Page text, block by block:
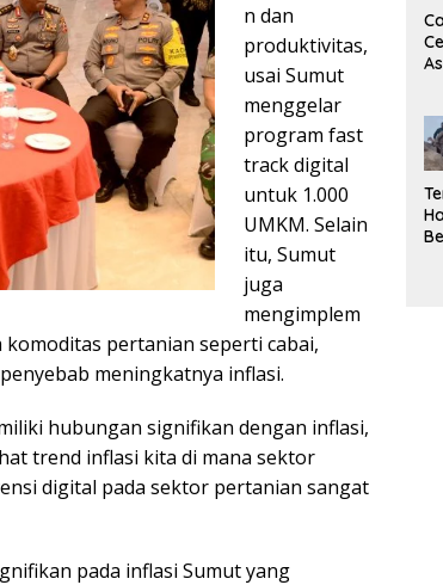
n dan
produktivitas,
usai Sumut
menggelar
program fast
track digital
untuk 1.000
UMKM. Selain
itu, Sumut
juga
mengimplem
pertanian seperti cabai,
meningkatnya inflasi.
hubungan signifikan dengan inflasi,
trend inflasi kita di mana sektor
digital pada sektor pertanian sangat
pada inflasi Sumut yang